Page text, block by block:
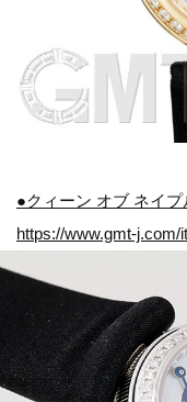
●クィーン オブ ネイプ
https://www.gmt-j.com/